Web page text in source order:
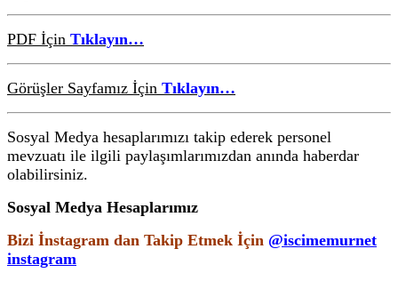
PDF İçin Tıklayın…
Görüşler Sayfamız İçin Tıklayın…
Sosyal Medya hesaplarımızı takip ederek personel
mevzuatı ile ilgili paylaşımlarımızdan anında haberdar
olabilirsiniz.
Sosyal Medya Hesaplarımız
Bizi İnstagram dan Takip Etmek İçin @iscimemurnet
instagram